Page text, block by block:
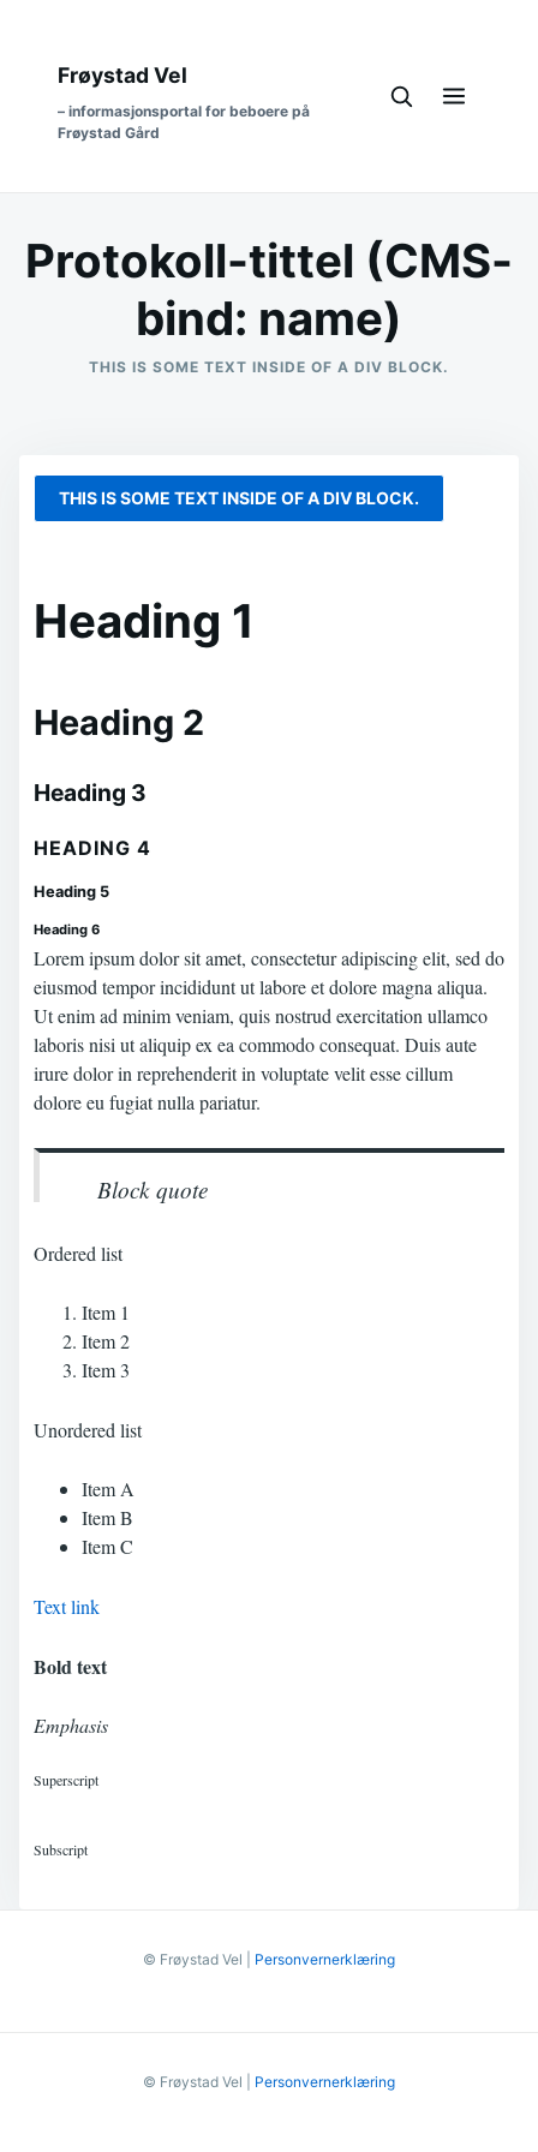
Frøystad Vel
– informasjonsportal for beboere på
Frøystad Gård
Protokoll-tittel (CMS-
bind: name)
THIS IS SOME TEXT INSIDE OF A DIV BLOCK.
THIS IS SOME TEXT INSIDE OF A DIV BLOCK.
Heading 1
Heading 2
Heading 3
HEADING 4
Heading 5
Heading 6
Lorem ipsum dolor sit amet, consectetur adipiscing elit, sed do
eiusmod tempor incididunt ut labore et dolore magna aliqua.
Ut enim ad minim veniam, quis nostrud exercitation ullamco
laboris nisi ut aliquip ex ea commodo consequat. Duis aute
irure dolor in reprehenderit in voluptate velit esse cillum
dolore eu fugiat nulla pariatur.
Block quote
Ordered list
Item 1
Item 2
Item 3
Unordered list
Item A
Item B
Item C
Text link
Bold text
Emphasis
Superscript
Subscript
© Frøystad Vel | Personvernerklæring
© Frøystad Vel | Personvernerklæring